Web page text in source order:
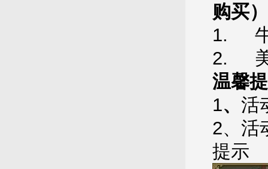
购买）
1. 牛
2. 美
温馨
1、 活
2、活
提示